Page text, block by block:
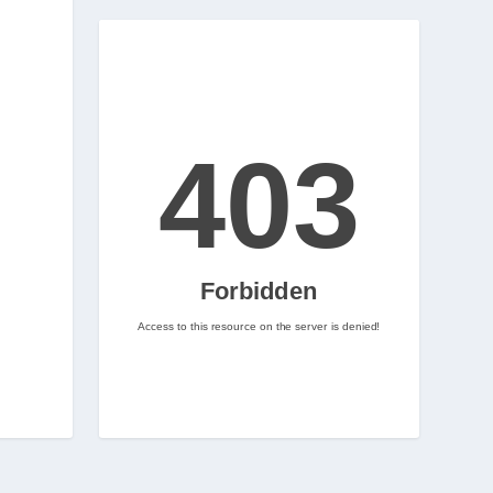
2
Nintenhype.Cat @nintenhype.cat
📅 Ja tenim aquí els